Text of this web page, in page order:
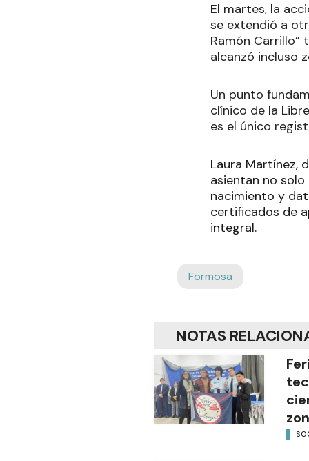
El martes, la
se extendió a
Ramón Carrillo”
alcanzó incluso
Un punto
clínico de la
es el único
Laura Martínez,
asientan no
nacimiento y
certificados de
integral.
Formosa
NOTAS